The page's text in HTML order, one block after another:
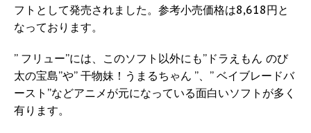
フトとして発売されました。参考小売価格は8,618円と
なっております。
” フリュー”には、このソフト以外にも”ドラえもん のび
太の宝島”や” 干物妹！うまるちゃん ”、” ベイブレードバ
ースト”などアニメが元になっている面白いソフトが多く
有ります。